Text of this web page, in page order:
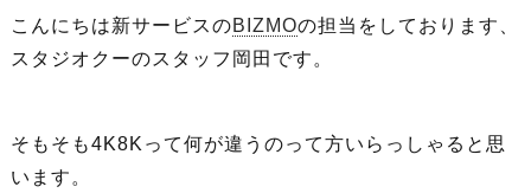
こんにちは新サービスのBIZMOの担当をしております、
スタジオクーのスタッフ岡田です。
そもそも4K8Kって何が違うのって方いらっしゃると思
います。